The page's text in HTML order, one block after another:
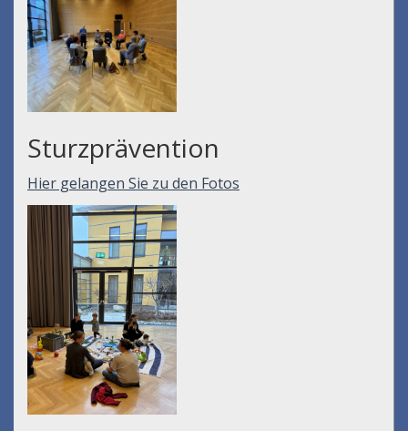
Sturzprävention
Hier gelangen Sie zu den Fotos